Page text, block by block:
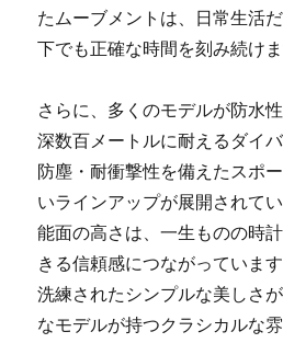
たムーブメントは、日常生活
下でも正確な時間を刻み続けま
さらに、多くのモデルが防水
深数百メートルに耐えるダイ
防塵・耐衝撃性を備えたスポ
いラインアップが展開されて
能面の高さは、一生ものの時
きる信頼感につながっていま
洗練されたシンプルな美しさ
なモデルが持つクラシカルな